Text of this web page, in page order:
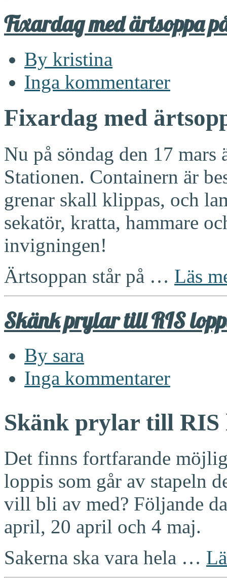
Fixardag med ärtsoppa
By kristina
Inga kommentarer
Fixardag med
Nu på söndag den 17
Stationen. Containern är
grenar skall klippas, och
sekatör, kratta, hammare
invigningen!
Ärtsoppan står på … Läs
Skänk prylar till RIS
By sara
Inga kommentarer
Skänk prylar till RIS
Det finns fortfarande
loppis som går av stapeln
vill bli av med? Följande
april, 20 april och 4 maj.
Sakerna ska vara hela …